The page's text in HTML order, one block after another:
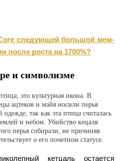
получить денежные
следующей большой мем-
после роста на 1700%?
и символизме
это культурная икона. В
ацтеков и майя носили перья
так как эта птица считалась
и небом. Убийство кецаля
перья собирали, не причиняя
о его почетном статусе.
кетцаль остается